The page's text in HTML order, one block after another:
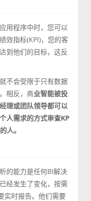
用程序中时，您可以
效指标(KPI)，您的客
到他们的目标，这反
不会受限于只有数据
相反，商业智能被投
理或团队领导都可以
人需求的方式审查KP
人。
的能力是任何BI解决
经发生了变化，按需
实时报告。他们需要